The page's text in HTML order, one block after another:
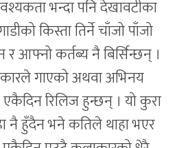
भन्दा पनि देखावटीका
किस्ता तिर्ने चाँजो पाँजो
आफ्नो कर्तब्य नै बिर्सिन्छन् ।
गाएको अथवा अभिनय
रिलिज हुन्छन् । यो कुरा
नै हुँदैन भने कतिले थाहा भएर